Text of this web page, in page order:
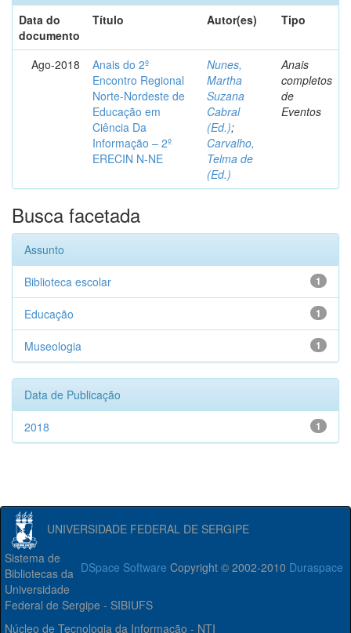
Data do
documento
Título Autor(es) Tipo
Ago-2018
Anais do 2º
Encontro Regional
Norte-Nordeste de
Educação em
Ciência Da
Informação – 2º
ERECIN N-NE
Nunes,
Martha
Suzana
Cabral
(Ed.);
Carvalho,
Telma de
(Ed.)
Anais
completos
de
Eventos
Busca facetada
Assunto
1
Biblioteca escolar
1
Educação
1
Museologia
Data de Publicação
1
2018
UNIVERSIDADE FEDERAL DE SERGIPE
DSpace Software Copyright © 2002-2010 Duraspace
Sistema de
Bibliotecas da
Universidade
Federal de Sergipe - SIBIUFS
Núcleo de Tecnologia da Informação - NTI